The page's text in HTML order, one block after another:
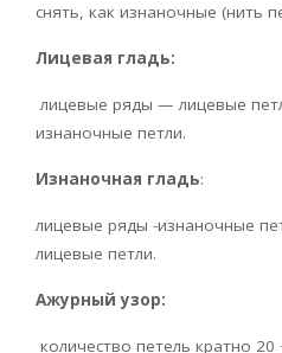
снять, как изнаночные (нить
Лицевая гладь:
лицевые ряды — лицевые
изнаночные петли.
Изнаночная гладь:
лицевые ряды -изнаночные
лицевые петли.
Ажурный узор:
количество петель кратно